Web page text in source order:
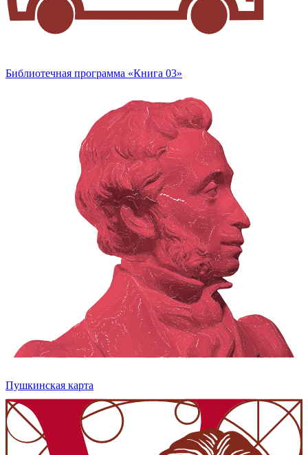
Библиотечная программа «Книга 03»
Пушкинская карта